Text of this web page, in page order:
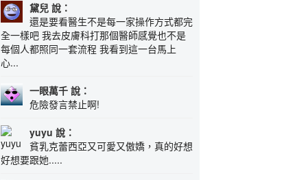
黛兒 說：
還是要看醫生不是每一家操作方式都完
全一樣吧 我去皮膚科打那個醫師感覺也不是
每個人都照同一套流程 我看到這一台馬上
心...
一眼萬千 說：
危險發言禁止啊!
yuyu 說：
貧乳克蕾西亞又可愛又傲嬌，真的好想
好想要跟她.....